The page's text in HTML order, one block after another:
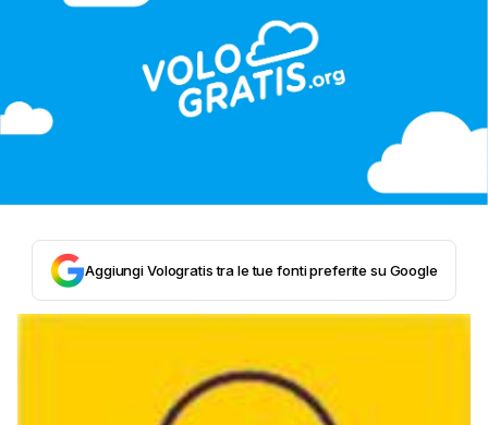
Aggiungi Vologratis tra le tue fonti preferite su Google